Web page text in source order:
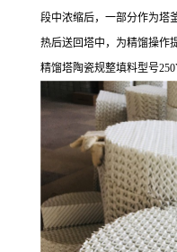
段中浓缩后，一部分作为塔
热后送回塔中，为精馏操作
精馏塔陶瓷规整填料型号